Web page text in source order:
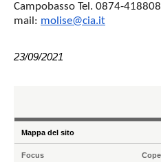
Campobasso Tel. 0874-
mail: molise@cia.it
23/09/2021
Mappa del sito
Focus